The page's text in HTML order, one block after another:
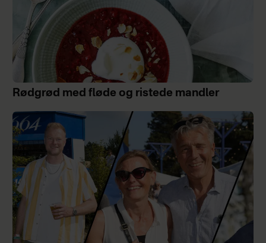
Rødgrød med fløde og ristede mandler